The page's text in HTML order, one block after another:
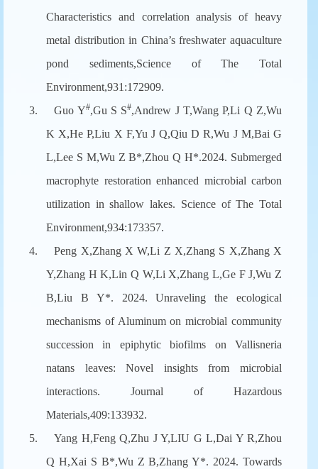
Characteristics and correlation analysis of heavy
metal distribution in China’s freshwater aquaculture
pond sediments,Science of The Total
Environment,931:172909.
3.
Guo Y#,Gu S S#,Andrew J T,Wang P,Li Q Z,Wu
K X,He P,Liu X F,Yu J Q,Qiu D R,Wu J M,Bai G
L,Lee S M,Wu Z B*,Zhou Q H*.2024. Submerged
macrophyte restoration enhanced microbial carbon
utilization in shallow lakes. Science of The Total
Environment,934:173357.
4.
Peng X,Zhang X W,Li Z X,Zhang S X,Zhang X
Y,Zhang H K,Lin Q W,Li X,Zhang L,Ge F J,Wu Z
B,Liu B Y*. 2024. Unraveling the ecological
mechanisms of Aluminum on microbial community
succession in epiphytic biofilms on Vallisneria
natans leaves: Novel insights from microbial
interactions. Journal of Hazardous
Materials,409:133932.
5.
Yang H,Feng Q,Zhu J Y,LIU G L,Dai Y R,Zhou
Q H,Xai S B*,Wu Z B,Zhang Y*. 2024. Towards